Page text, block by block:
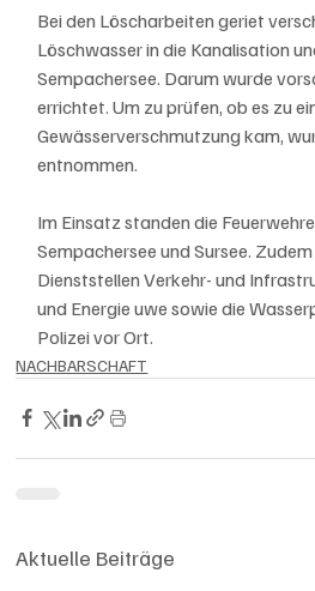
Bei den Löscharbeiten geriet
Löschwasser in die Kanalisation
Sempachersee. Darum wurde
errichtet. Um zu prüfen, ob es zu
Gewässerverschmutzung kam,
entnommen.
Im Einsatz standen die
Sempachersee und Sursee.
Dienststellen Verkehr- und
und Energie uwe sowie die
Polizei vor Ort.
NACHBARSCHAFT
Aktuelle Beiträge